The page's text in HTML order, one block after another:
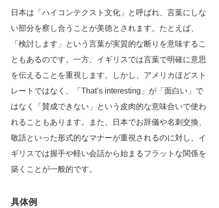
日本は「ハイコンテクスト文化」と呼ばれ、言葉にしな
い部分を察し合うことが美徳とされます。たとえば、
「検討します」という言葉が実質的な断りを意味するこ
ともあるのです。一方、イギリスでは言葉で明確に意思
を伝えることを重視します。しかし、アメリカほどスト
レートではなく、「That’s interesting」が「面白い」で
はなく「賛成できない」という皮肉的な意味合いで使わ
れることもあります。また、日本でお辞儀や名刺交換、
敬語といった形式的なマナーが重視されるのに対し、イ
ギリスでは握手や軽い会話から始まるフラットな関係を
築くことが一般的です。
具体例